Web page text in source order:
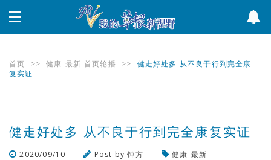
首页 >> 健康 最新 首页轮播 >>
健走好处多 从不良于行到完全康
复实证
健走好处多 从不良于行到完全康复实证
2020/09/10 Post by钟方 健康 最新